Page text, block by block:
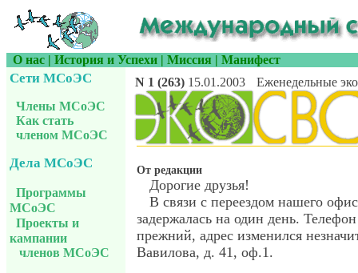
О нас | История и Успехи | Миссия | Манифест
Сети МСоЭС
Члены МСоЭС
Как стать
членом МСоЭС
Дела МСоЭС
Программы
МСоЭС
Проекты и
кампании
членов МСоЭС
N 1 (263) 15.01.2003 Еженедельные
От редакции
Дорогие друзья!
В связи с переездом нашего
задержалась на один день.
прежний, адрес изменился
Вавилова, д. 41, оф.1.